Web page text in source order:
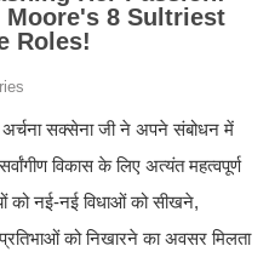
सक्सेना जी ने अपने संबोधन में
विकास के लिए अत्यंत महत्वपूर्ण
को नई-नई विधाओं को सीखने,
को निखारने का अवसर मिलता